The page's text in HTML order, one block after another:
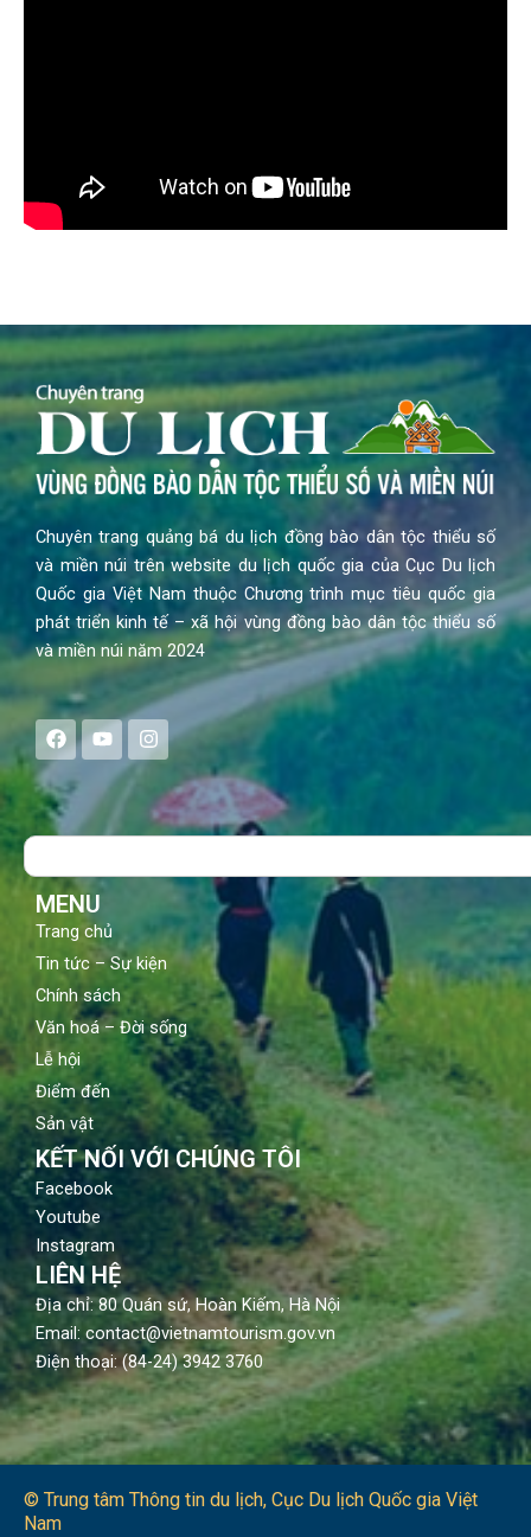
Chuyên trang quảng bá du lịch đồng bào dân tộc thiểu số
và miền núi trên website du lịch quốc gia của Cục Du lịch
Quốc gia Việt Nam thuộc Chương trình mục tiêu quốc gia
phát triển kinh tế – xã hội vùng đồng bào dân tộc thiểu số
và miền núi năm 2024
F
a
c
e
b
o
Y
o
u
t
u
b
I
n
s
a
g
Search
MENU
Trang chủ
Tin tức – Sự kiện
Chính sách
Văn hoá – Đời sống
Lễ hội
Điểm đến
Sản vật
KẾT NỐI VỚI CHÚNG TÔI
Facebook
Youtube
Instagram
LIÊN HỆ
Địa chỉ: 80 Quán sứ, Hoàn Kiếm, Hà Nội
Email: contact@vietnamtourism.gov.vn
Điện thoại: (84-24) 3942 3760
© Trung tâm Thông tin du lịch​, Cục Du lịch Quốc gia Việt
Nam